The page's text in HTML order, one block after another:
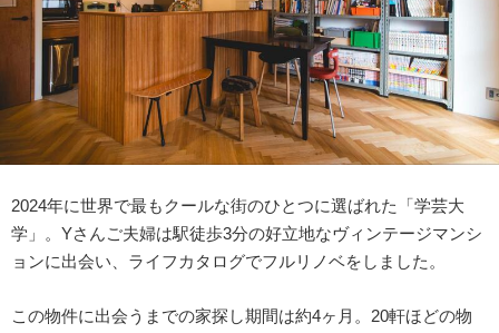
2024年に世界で最もクールな街のひとつに選ばれた「学芸大
学」。Yさんご夫婦は駅徒歩3分の好立地なヴィンテージマンシ
ョンに出会い、ライフカタログでフルリノベをしました。
この物件に出会うまでの家探し期間は約4ヶ月。20軒ほどの物